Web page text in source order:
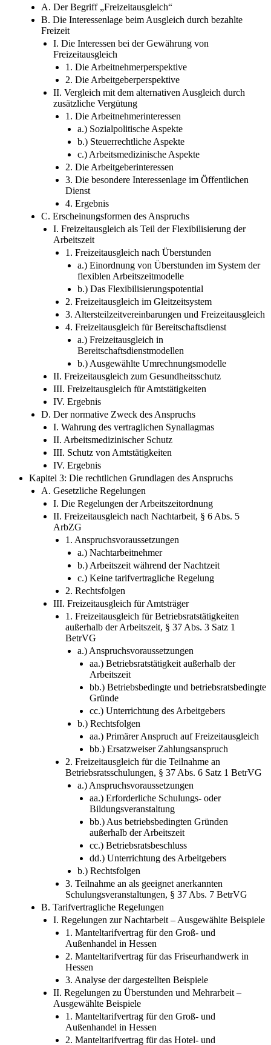
A. Der Begriff „Freizeitausgleich“
B. Die Interessenlage beim Ausgleich durch bezahlte
Freizeit
I. Die Interessen bei der Gewährung von
Freizeitausgleich
1. Die Arbeitnehmerperspektive
2. Die Arbeitgeberperspektive
II. Vergleich mit dem alternativen Ausgleich durch
zusätzliche Vergütung
1. Die Arbeitnehmerinteressen
a.) Sozialpolitische Aspekte
b.) Steuerrechtliche Aspekte
c.) Arbeitsmedizinische Aspekte
2. Die Arbeitgeberinteressen
3. Die besondere Interessenlage im Öffentlichen
Dienst
4. Ergebnis
C. Erscheinungsformen des Anspruchs
I. Freizeitausgleich als Teil der Flexibilisierung der
Arbeitszeit
1. Freizeitausgleich nach Überstunden
a.) Einordnung von Überstunden im System der
flexiblen Arbeitszeitmodelle
b.) Das Flexibilisierungspotential
2. Freizeitausgleich im Gleitzeitsystem
3. Altersteilzeitvereinbarungen und Freizeitausgleich
4. Freizeitausgleich für Bereitschaftsdienst
a.) Freizeitausgleich in
Bereitschaftsdienstmodellen
b.) Ausgewählte Umrechnungsmodelle
II. Freizeitausgleich zum Gesundheitsschutz
III. Freizeitausgleich für Amtstätigkeiten
IV. Ergebnis
D. Der normative Zweck des Anspruchs
I. Wahrung des vertraglichen Synallagmas
II. Arbeitsmedizinischer Schutz
III. Schutz von Amtstätigkeiten
IV. Ergebnis
Kapitel 3: Die rechtlichen Grundlagen des Anspruchs
A. Gesetzliche Regelungen
I. Die Regelungen der Arbeitszeitordnung
II. Freizeitausgleich nach Nachtarbeit, § 6 Abs. 5
ArbZG
1. Anspruchsvoraussetzungen
a.) Nachtarbeitnehmer
b.) Arbeitszeit während der Nachtzeit
c.) Keine tarifvertragliche Regelung
2. Rechtsfolgen
III. Freizeitausgleich für Amtsträger
1. Freizeitausgleich für Betriebsratstätigkeiten
außerhalb der Arbeitszeit, § 37 Abs. 3 Satz 1
BetrVG
a.) Anspruchsvoraussetzungen
aa.) Betriebsratstätigkeit außerhalb der
Arbeitszeit
bb.) Betriebsbedingte und betriebsratsbedingte
Gründe
cc.) Unterrichtung des Arbeitgebers
b.) Rechtsfolgen
aa.) Primärer Anspruch auf Freizeitausgleich
bb.) Ersatzweiser Zahlungsanspruch
2. Freizeitausgleich für die Teilnahme an
Betriebsratsschulungen, § 37 Abs. 6 Satz 1 BetrVG
a.) Anspruchsvoraussetzungen
aa.) Erforderliche Schulungs- oder
Bildungsveranstaltung
bb.) Aus betriebsbedingten Gründen
außerhalb der Arbeitszeit
cc.) Betriebsratsbeschluss
dd.) Unterrichtung des Arbeitgebers
b.) Rechtsfolgen
3. Teilnahme an als geeignet anerkannten
Schulungsveranstaltungen, § 37 Abs. 7 BetrVG
B. Tarifvertragliche Regelungen
I. Regelungen zur Nachtarbeit – Ausgewählte Beispiele
1. Manteltarifvertrag für den Groß- und
Außenhandel in Hessen
2. Manteltarifvertrag für das Friseurhandwerk in
Hessen
3. Analyse der dargestellten Beispiele
II. Regelungen zu Überstunden und Mehrarbeit –
Ausgewählte Beispiele
1. Manteltarifvertrag für den Groß- und
Außenhandel in Hessen
2. Manteltarifvertrag für das Hotel- und